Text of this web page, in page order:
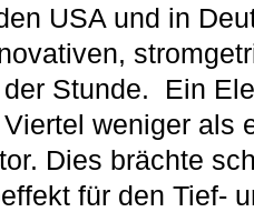
USA und in
Stunde. Ein
weniger als
Dies brächte
für den Tief-